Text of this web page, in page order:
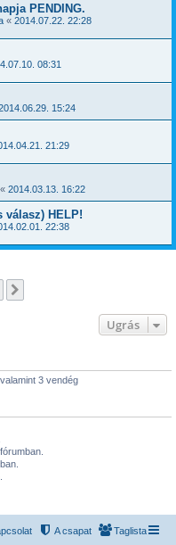
PENDING.
« 2014.07.22. 22:28
08:31
15:24
21:29
« 2014.03.13. 16:22
HELP!
22:38
Ugrás
3 vendég
Taglista
A csapat